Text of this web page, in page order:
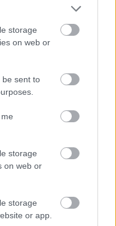
storage
on web or
be sent to
storage
on web or
storage
or app.
HAJLÉKTALAN
MEG - HELYI
MÁR